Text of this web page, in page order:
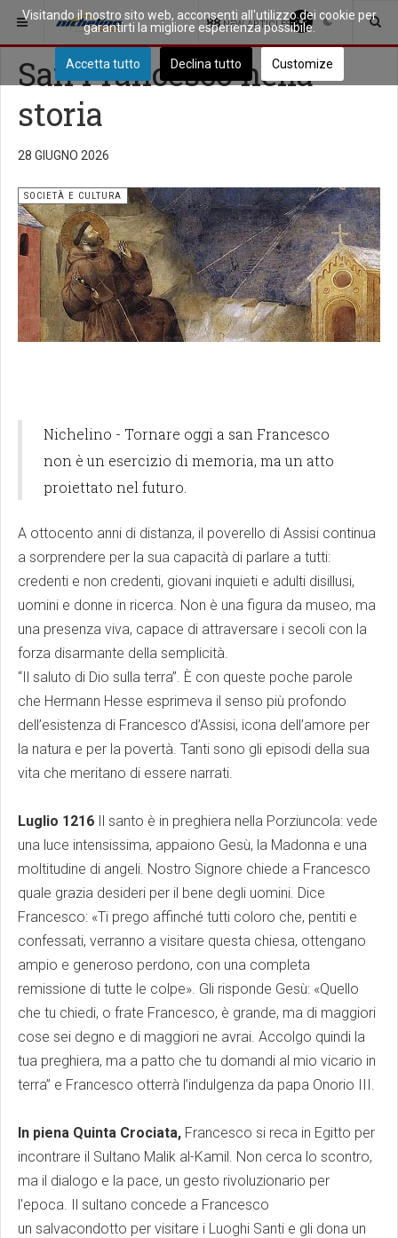
88 NEW ARTICLES
SEI QUI: APPROFONDIMENTI SOCIETÀ E CULTURA
San Francesco nella
storia
28 GIUGNO 2026
SOCIETÀ E CULTURA
Nichelino - Tornare oggi a san Francesco
non è un esercizio di memoria, ma un atto
proiettato nel futuro.
A ottocento anni di distanza, il poverello di Assisi continua
a sorprendere per la sua capacità di parlare a tutti:
credenti e non credenti, giovani inquieti e adulti disillusi,
uomini e donne in ricerca. Non è una figura da museo, ma
una presenza viva, capace di attraversare i secoli con la
forza disarmante della semplicità.
“Il saluto di Dio sulla terra”. È con queste poche parole
che Hermann Hesse esprimeva il senso più profondo
dell’esistenza di Francesco d’Assisi, icona dell’amore per
la natura e per la povertà. Tanti sono gli episodi della sua
vita che meritano di essere narrati.
Luglio 1216 Il santo è in preghiera nella Porziuncola: vede
una luce intensissima, appaiono Gesù, la Madonna e una
moltitudine di angeli. Nostro Signore chiede a Francesco
quale grazia desideri per il bene degli uomini. Dice
Francesco: «Ti prego affinché tutti coloro che, pentiti e
confessati, verranno a visitare questa chiesa, ottengano
ampio e generoso perdono, con una completa
remissione di tutte le colpe». Gli risponde Gesù: «Quello
che tu chiedi, o frate Francesco, è grande, ma di maggiori
cose sei degno e di maggiori ne avrai. Accolgo quindi la
tua preghiera, ma a patto che tu domandi al mio vicario in
terra” e Francesco otterrà l’indulgenza da papa Onorio III.
In piena Quinta Crociata, Francesco si reca in Egitto per
incontrare il Sultano Malik al-Kamil. Non cerca lo scontro,
ma il dialogo e la pace, un gesto rivoluzionario per
l'epoca. Il sultano concede a Francesco
un salvacondotto per visitare i Luoghi Santi e gli dona un
Visitando il nostro sito web, acconsenti all'utilizzo dei cookie per
garantirti la migliore esperienza possibile.
Accetta tutto Declina tutto Customize